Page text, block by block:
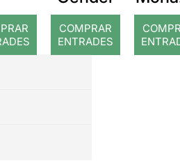
COMPRAR
ENTRADES
d